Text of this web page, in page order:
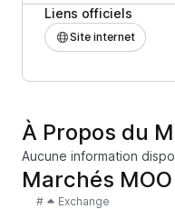
Liens officiels
Site internet
À Propos du
Aucune information
Marchés MOO
# Exchange